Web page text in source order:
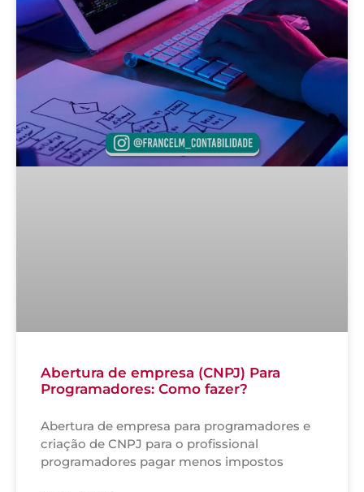
Abertura de empresa (CNPJ) Para
Programadores: Como fazer?
Abertura de empresa para programadores e
criação de CNPJ para o profissional
programadores pagar menos impostos